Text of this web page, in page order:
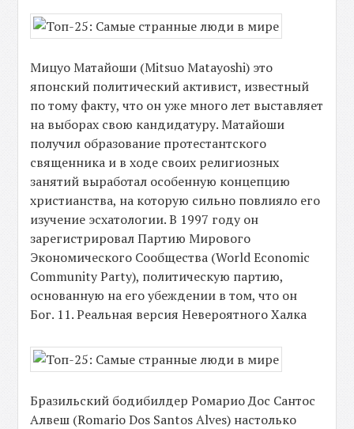
Мицуо Матайоши (Mitsuo Matayoshi) это
японский политический активист, известный
по тому факту, что он уже много лет выставляет
на выборах свою кандидатуру. Матайоши
получил образование протестантского
священника и в ходе своих религиозных
занятий выработал особенную концепцию
христианства, на которую сильно повлияло его
изучение эсхатологии. В 1997 году он
зарегистрировал Партию Мирового
Экономического Сообщества (World Economic
Community Party), политическую партию,
основанную на его убеждении в том, что он
Бог. 11. Реальная версия Невероятного Халка
Бразильский бодибилдер Ромарио Дос Сантос
Алвеш (Romario Dos Santos Alves) настолько